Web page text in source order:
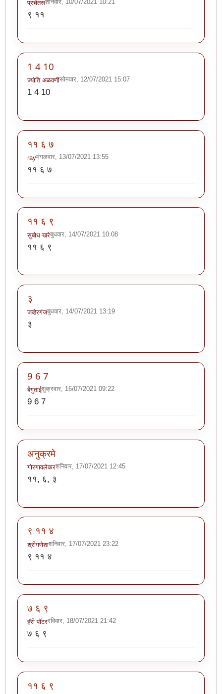
प्रचेतसशनिवार, 10/07/2021 10:21
९ ११
1 4 10
ज्योति अळवणीसोमवार, 12/07/2021 15:07
1 4 10
११ ६ ७
rayमंगळवार, 13/07/2021 13:55
११ ६ ७
११ ६ ९
सुबोध खरेबुधवार, 14/07/2021 10:08
११ ६ ९
३
जव्हेरगंजबुधवार, 14/07/2021 13:19
३
9 6 7
बेंगुताईशुक्रवार, 16/07/2021 09:22
9 6 7
अनुक्रमे
गोरगावलेकरशनिवार, 17/07/2021 12:45
११, ६, ३
९ ११ ४
श्रीगणेशाशनिवार, 17/07/2021 23:22
९ ११ ४
७ ६ ९
हॅरी पॉटररविवार, 18/07/2021 21:42
७ ६ ९
११ ६ ९